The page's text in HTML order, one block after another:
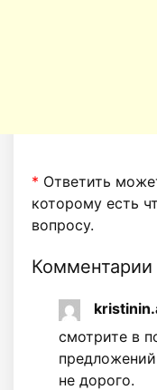
* Ответить
которому есть
вопросу.
Комментарии
смотрите в
не дорого.